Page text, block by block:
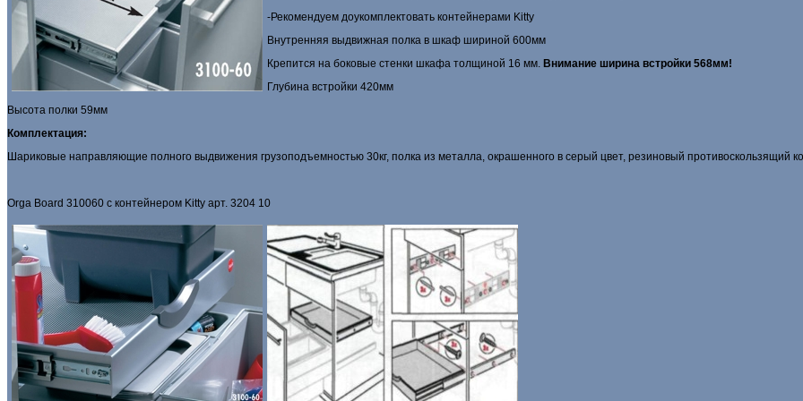
-Рекомендуем доукомплектовать контейнера­ми Kitty
Внутренняя выдвижная полка в шкаф шириной 600мм
Крепится на боковые стенки шкафа толщиной 16 мм. Внимание ширина встройки 568мм!
Глубина встройки 420мм
Высота полки 59мм
Комплектация:
Шариковые направляющие полного выдвиже­ния грузоподъемностью 30кг, полка из металла, окрашенного в серый цвет, резиновый противо­скользящий
Orga Board 310060 с контейнером Kitty арт. 3204 10